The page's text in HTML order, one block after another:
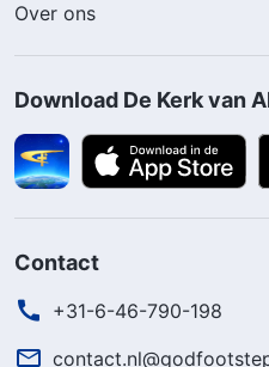
Over ons
Download De Kerk van
Contact
+31-6-46-790-198